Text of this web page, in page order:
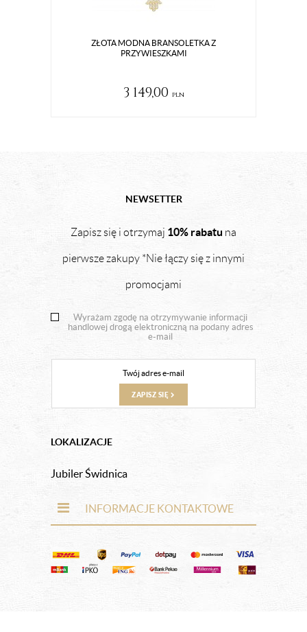
ZŁOTA MODNA BRANSOLETKA Z
PRZYWIESZKAMI
3 149,00 pln
NEWSETTER
Zapisz się i otrzymaj 10% rabatu na
pierwsze zakupy *Nie łączy się z innymi
promocjami
Wyrażam zgodę na otrzymywanie informacji
handlowej drogą elektroniczną na podany adres
e-mail
ZAPISZ SIĘ
LOKALIZACJE
Jubiler Świdnica
INFORMACJE KONTAKTOWE